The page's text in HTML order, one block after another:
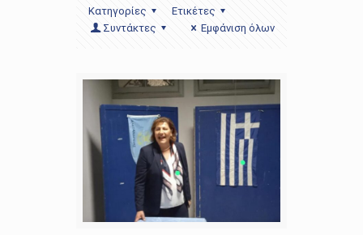
Κατηγορίες
Ετικέτες
Συντάκτες
Εμφάνιση όλων